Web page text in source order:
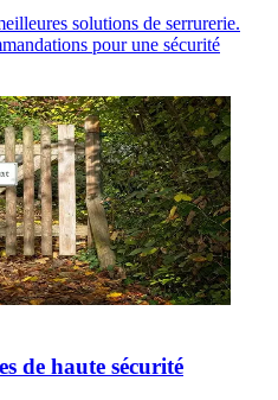
solutions de serrurerie.
pour une sécurité
de haute sécurité